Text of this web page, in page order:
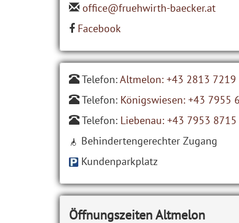
office@fruehwirth-baecker.at
Facebook
Telefon:Altmelon: +43 2813 7219
Telefon: Königswiesen: +43 7955
Telefon: Liebenau: +43 7953 8715
Behindertengerechter Zugang
Kundenparkplatz
Öffnungszeiten Altmelon